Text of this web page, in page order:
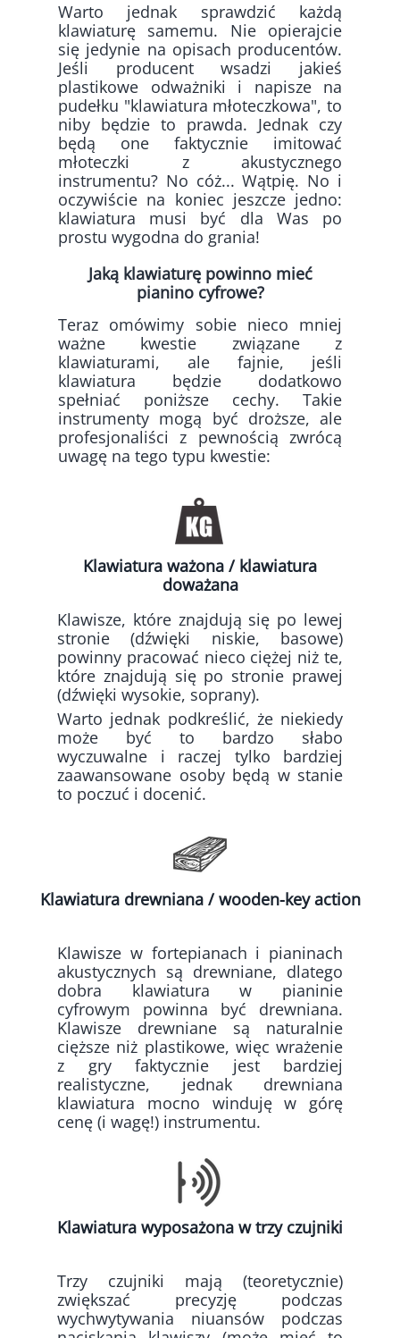
Warto jednak sprawdzić każdą
klawiaturę samemu. Nie opierajcie
się jedynie na opisach producentów.
Jeśli producent wsadzi jakieś
plastikowe odważniki i napisze na
pudełku "klawiatura młoteczkowa", to
niby będzie to prawda. Jednak czy
będą one faktycznie imitować
młoteczki z akustycznego
instrumentu? No cóż... Wątpię. No i
oczywiście na koniec jeszcze jedno:
klawiatura musi być dla Was po
prostu wygodna do grania!
Klawiatura wyposażona w trzy czujniki
Trzy czujniki mają (teoretycznie)
zwiększać precyzję podczas
wychwytywania niuansów podczas
Klawiatura drewniana / wooden-key action
Klawisze w fortepianach i pianinach
akustycznych są drewniane, dlatego
dobra klawiatura w pianinie
cyfrowym powinna być drewniana.
Klawisze drewniane są naturalnie
cięższe niż plastikowe, więc wrażenie
z gry faktycznie jest bardziej
realistyczne, jednak drewniana
klawiatura mocno winduję w górę
cenę (i wagę!) instrumentu.
Klawiatura ważona / klawiatura
doważana
Klawisze, które znajdują się po lewej
stronie (dźwięki niskie, basowe)
powinny pracować nieco ciężej niż te,
które znajdują się po stronie prawej
(dźwięki wysokie, soprany).
Warto jednak podkreślić, że niekiedy
może być to bardzo słabo
wyczuwalne i raczej tylko bardziej
zaawansowane osoby będą w stanie
to poczuć i docenić.
Jaką klawiaturę powinno mieć
pianino cyfrowe?
Teraz omówimy sobie nieco mniej
ważne kwestie związane z
klawiaturami, ale fajnie, jeśli
klawiatura będzie dodatkowo
spełniać poniższe cechy. Takie
instrumenty mogą być droższe, ale
profesjonaliści z pewnością zwrócą
uwagę na tego typu kwestie: